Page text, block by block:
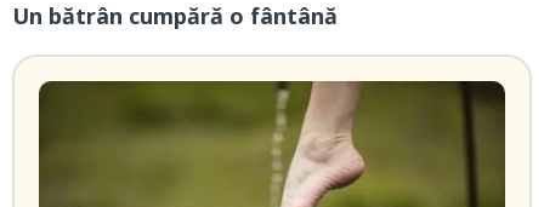
Un bătrân cumpără o fântână